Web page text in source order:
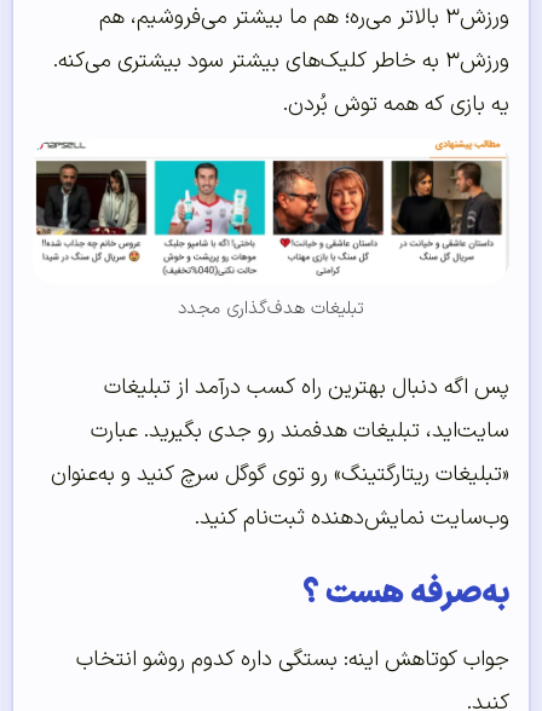
ورزش۳ بالاتر می‌ره؛ هم ما بیشتر می‌فروشیم، هم
ورزش۳ به خاطر کلیک‌های بیشتر سود بیشتری می‌کنه.
یه بازی که همه توش بُردن.
تبلیغات هدف‌گذاری مجدد
پس اگه دنبال بهترین راه کسب درآمد از تبلیغات
سایت‌اید، تبلیغات هدفمند رو جدی بگیرید. عبارت
«تبلیغات ریتارگتینگ» رو توی گوگل سرچ کنید و به‌عنوان
وب‌سایت نمایش‌دهنده ثبت‌نام کنید.
به‌صرفه‌ هست ؟
جواب کوتاهش اینه: بستگی داره کدوم روشو انتخاب
کنید.